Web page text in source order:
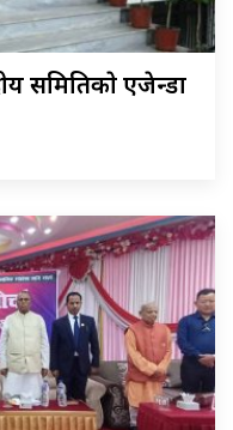
समितिकाे एजेन्डा